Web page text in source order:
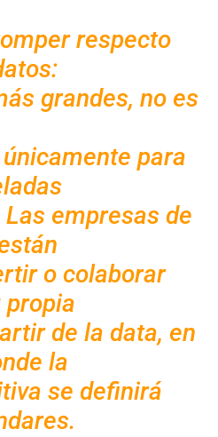
respecto
grandes, no es
para
empresas de
o colaborar
propia
de la data, en
la
se definirá